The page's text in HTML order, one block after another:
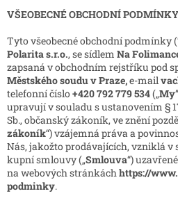
VŠEOBECNÉ OBCHODNÍ
Tyto všeobecné obchodní podmínky
Polarita s.r.o., se sídlem Na
zapsaná v obchodním rejstříku pod
Městského soudu v Praze,e-mail
telefonní číslo+420 792 779 534(„My
upravují v souladu s ustanovením §
Sb., občanský zákoník, ve znění
zákoník“) vzájemná práva a
Nás, jakožto prodávajících, vzniklá v
kupní smlouvy („Smlouva“)
na webových stránkáchhttps://
podminky.